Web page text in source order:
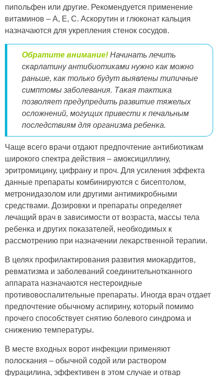
пипольфен или другие. Рекомендуется применение
витаминов – А, Е, С. Аскорутин и глюконат кальция
назначаются для укрепления стенок сосудов.
Обратите внимание! Начинать лечить
скарлатину антибиотиками нужно как можно
раньше, как только будут выявлены типичные
симптомы заболевания. Такая тактика
позволяет предупредить развитие тяжелых
осложнений, могущих привести к печальным
последствиям для организма ребенка.
Чаще всего врачи отдают предпочтение антибиотикам
широкого спектра действия – амоксициллину,
эритромицину, цифрану и проч. Для усиления эффекта
данные препараты комбинируются с бисептолом,
метронидазолом или другими антимикробными
средствами. Дозировки и препараты определяет
лечащий врач в зависимости от возраста, массы тела
ребенка и других показателей, необходимых к
рассмотрению при назначении лекарственной терапии.
В целях профилактирования развития миокардитов,
ревматизма и заболеваний соединительнотканного
аппарата назначаются нестероидные
противовоспалительные препараты. Иногда врач отдает
предпочтение обычному аспирину, который помимо
прочего способствует снятию болевого синдрома и
снижению температуры.
В месте входных ворот инфекции применяют
полоскания – обычной содой или раствором
фурацилина, эффективен в этом случае и отвар